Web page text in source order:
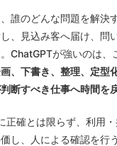
誰のどんな問題を解決
、見込み客へ届け、問
ChatGPTが強いのは、
、下書き、整理、定型
断すべき仕事へ時間を
正確とは限らず、利用
し、人による確認を行